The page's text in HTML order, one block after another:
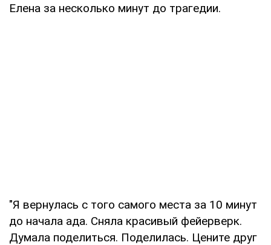
Елена за несколько минут до трагедии.
"Я вернулась с того самого места за 10 минут
до начала ада. Сняла красивый фейерверк.
Думала поделиться. Поделилась. Цените друг